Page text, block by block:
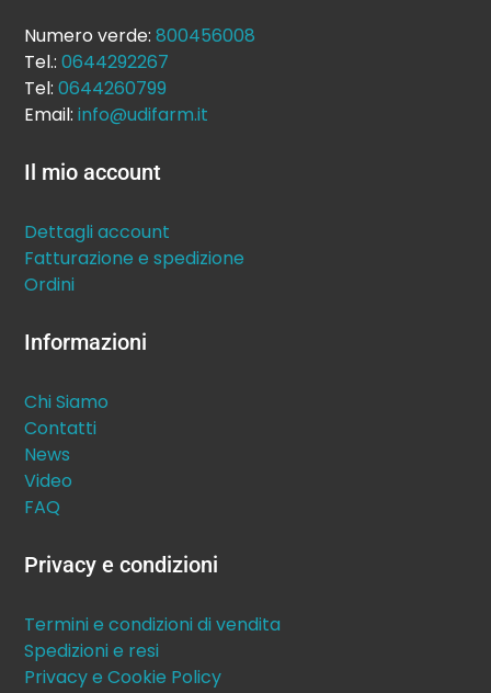
Numero verde:800456008
Tel.:0644292267
Tel:0644260799
Email:info@udifarm.it
Il mio account
Dettagli account
Fatturazione e spedizione
Ordini
Informazioni
Chi Siamo
Contatti
News
Video
FAQ
Privacy e condizioni
Termini e condizioni di vendita
Spedizioni e resi
Privacy e Cookie Policy